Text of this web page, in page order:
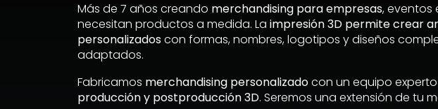
Más de 7 años creando merchandising para empresas, eventos
necesitan productos a medida. La impresión 3D permite crear
personalizadoscon formas, nombres, logotipos y diseños
adaptados.
Fabricamos merchandising personalizadocon un equipo
producción y postproducción 3D. Seremos una extensión de tu